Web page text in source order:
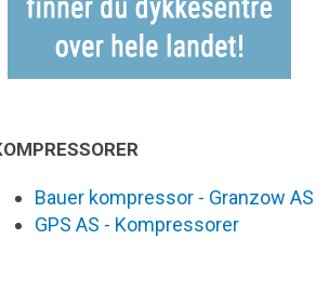
Bauer kompressor - Granzow AS
GPS AS - Kompressorer